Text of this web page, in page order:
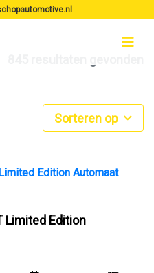
Sorteren op
Limited Edition